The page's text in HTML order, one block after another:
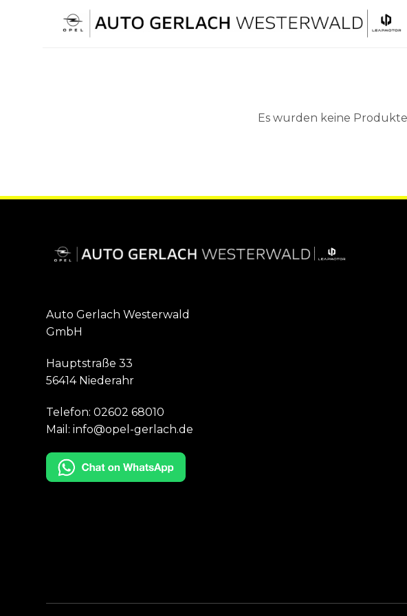
Es wurden keine
Auto Gerlach Westerwald
GmbH
Hauptstraße 33
56414 Niederahr
Telefon:02602 68010
Mail: info@opel-gerlach.de